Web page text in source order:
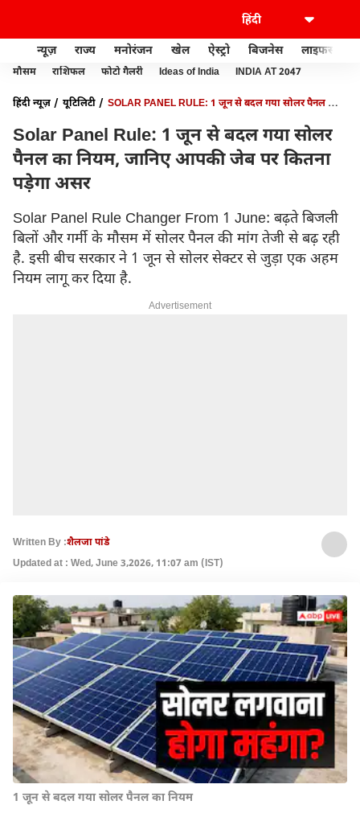
न्यूज़ राज्य मनोरंजन खेल ऐस्ट्रो बिजनेस लाइफस्टाइल
मौसम राशिफल फोटो गैलरी Ideas of India INDIA AT 2047
हिंदी न्यूज़ यूटिलिटी
SOLAR PANEL RULE: 1 जून से बदल गया सोलर पैनल का
Solar Panel Rule: 1 जून से बदल गया सोलर
पैनल का नियम, जानिए आपकी जेब पर कितना
पड़ेगा असर
Solar Panel Rule Changer From 1 June: बढ़ते बिजली
बिलों और गर्मी के मौसम में सोलर पैनल की मांग तेजी से बढ़ रही
है. इसी बीच सरकार ने 1 जून से सोलर सेक्टर से जुड़ा एक अहम
नियम लागू कर दिया है.
Advertisement
Written By :शैलजा पांडे
Updated at : Wed, June 3,2026, 11:07 am (IST)
1 जून से बदल गया सोलर पैनल का नियम